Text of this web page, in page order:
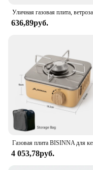
636,89руб.
4 053,78руб.